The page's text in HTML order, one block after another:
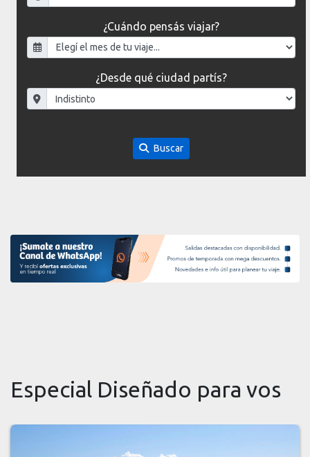
¿Cuándo pensás viajar?
¿Desde qué ciudad partís?
Buscar
Especial Diseñado para vos